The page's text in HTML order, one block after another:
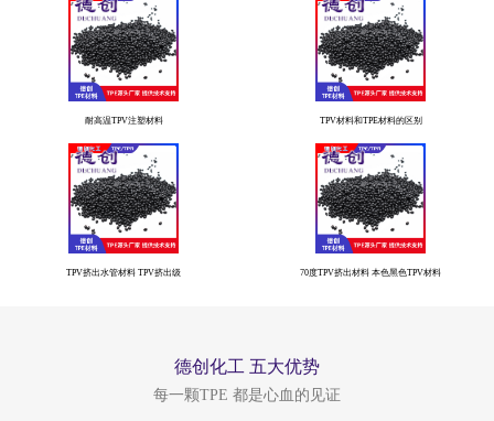
耐高温TPV注塑材料 TPV材料和TPE材料的区别
TPV挤出水管材料 TPV挤出级 70度TPV挤出材料 本色黑色TPV材料
德创化工 五大优势
每一颗TPE 都是心血的见证